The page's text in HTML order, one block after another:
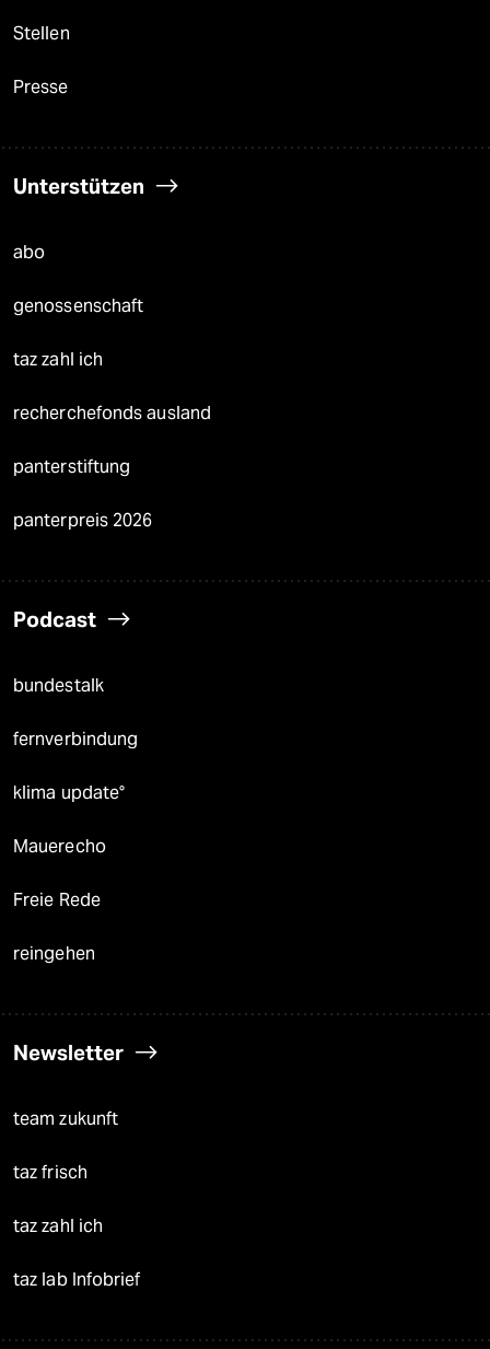
Stellen
Presse
Unterstützen
abo
genossenschaft
taz zahl ich
recherchefonds ausland
panterstiftung
panterpreis 2026
Podcast
bundestalk
fernverbindung
klima update°
Mauerecho
Freie Rede
reingehen
Newsletter
team zukunft
taz frisch
taz zahl ich
taz lab Infobrief